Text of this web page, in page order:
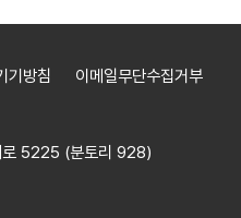
기방침
이메일무단수집거부
로 5225 (분토리 928)